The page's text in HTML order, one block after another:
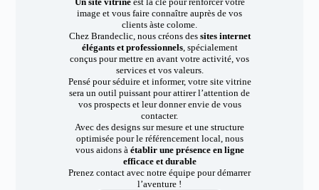
image et vous faire connaître auprès de vos
clients àste colome.
Chez Brandeclic, nous créons dessites internet
élégants et professionnels, spécialement
conçus pour mettre en avant votre activité, vos
services et vos valeurs.
Pensé pour séduire et informer, votre site vitrine
sera un outil puissant pour attirer l’attention de
vos prospects et leur donner envie de vous
contacter.
Avec des designs sur mesure et une structure
optimisée pour le référencement local, nous
vous aidons à établir une présence en ligne
efficace et durable
Prenez contact avec notre équipe pour démarrer
l’aventure !